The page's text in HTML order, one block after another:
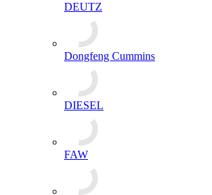
DEUTZ
Dongfeng Cummins
DIESEL
FAW